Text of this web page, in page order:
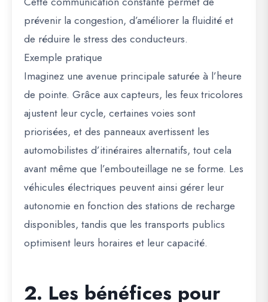
prévenir la congestion, d’améliorer la fluidité et
de réduire le stress des conducteurs.
Exemple pratique
Imaginez une avenue principale saturée à l’heure
de pointe. Grâce aux capteurs, les feux tricolores
ajustent leur cycle, certaines voies sont
priorisées, et des panneaux avertissent les
automobilistes d’itinéraires alternatifs, tout cela
avant même que l’embouteillage ne se forme. Les
véhicules électriques peuvent ainsi gérer leur
autonomie en fonction des stations de recharge
disponibles, tandis que les transports publics
optimisent leurs horaires et leur capacité.
2. Les bénéfices pour